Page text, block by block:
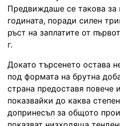
Предвиждаше се такова за
годината, поради силен
ръст на заплатите от
г.
Докато търсенето остава
под формата на брутна
страна предоставя повече
показвайки до каква
допринесъл за общото